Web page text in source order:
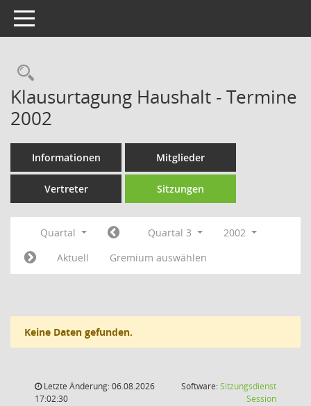
Toggle navigation
Rechercheauswahl
Klausurtagung Haushalt - Termine
2002
Informationen Mitglieder
Vertreter Sitzungen
Quartal Quartal 3
2002
Aktuell
Gremium auswählen
Keine Daten gefunden.
Letzte Änderung: 06.08.2026
17:02:30
Software:Sitzungsdienst
Session(Wird in